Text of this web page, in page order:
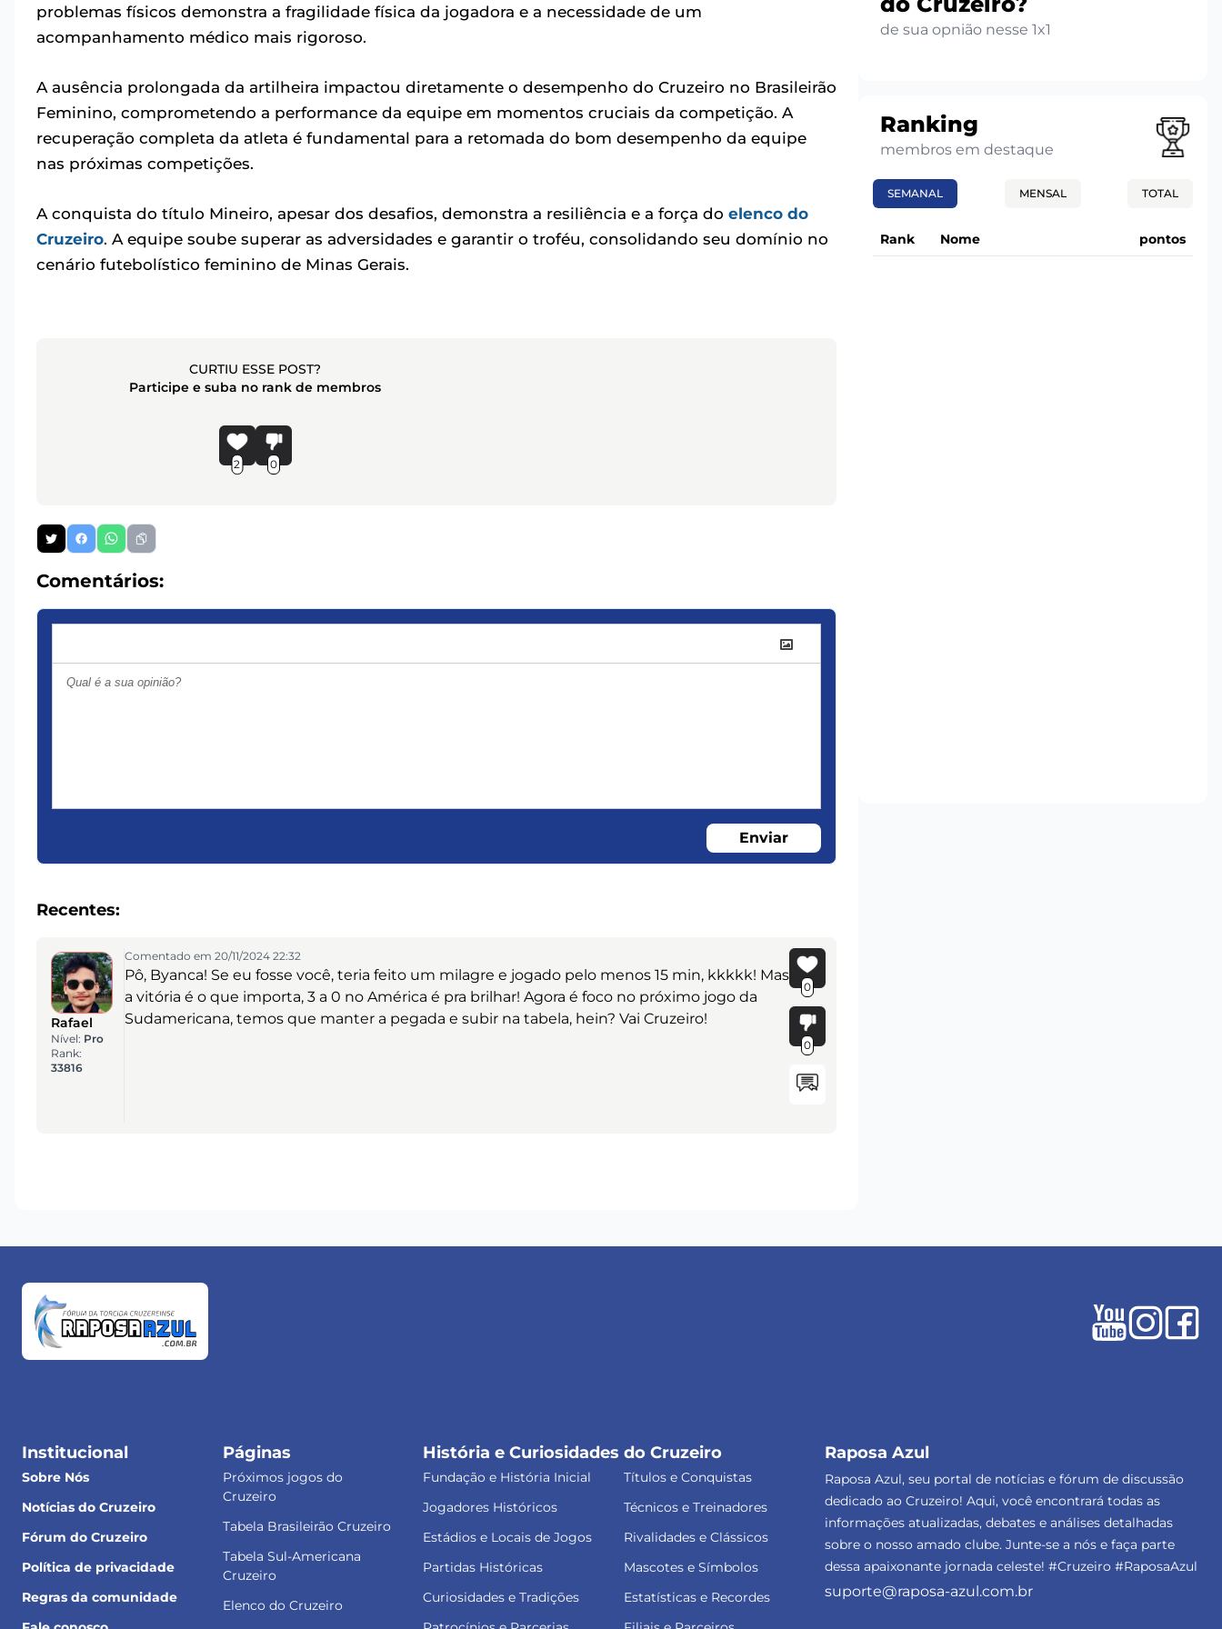
problemas físicos demonstra a fragilidade física da jogadora e a necessidade de um
acompanhamento médico mais rigoroso.
A ausência prolongada da artilheira impactou diretamente o desempenho do Cruzeiro no Brasileirão
Feminino, comprometendo a performance da equipe em momentos cruciais da competição. A
recuperação completa da atleta é fundamental para a retomada do bom desempenho da equipe
nas próximas competições.
A conquista do título Mineiro, apesar dos desafios, demonstra a resiliência e a força do elenco do
Cruzeiro. A equipe soube superar as adversidades e garantir o troféu, consolidando seu domínio no
cenário futebolístico feminino de Minas Gerais.
CURTIU ESSE POST?
Participe e suba no rank de membros
2 0
Comentários:
Enviar
Recentes:
Rafael
Nível: Pro
Rank:
33816
Comentado em 20/11/2024 22:32
Pô, Byanca! Se eu fosse você, teria feito um milagre e jogado pelo menos 15 min, kkkkk! Mas
a vitória é o que importa, 3 a 0 no América é pra brilhar! Agora é foco no próximo jogo da
Sudamericana, temos que manter a pegada e subir na tabela, hein? Vai Cruzeiro!
0
0
de sua opnião nesse 1x1
Ranking
membros em destaque
SEMANAL MENSAL TOTAL
Rank Nome pontos
Institucional
Sobre Nós
Notícias do Cruzeiro
Fórum do Cruzeiro
Política de privacidade
Regras da comunidade
Páginas
Próximos jogos do
Cruzeiro
Tabela Brasileirão Cruzeiro
Tabela Sul-Americana
Cruzeiro
Elenco do Cruzeiro
História e Curiosidades do Cruzeiro
Fundação e História Inicial
Títulos e Conquistas
Jogadores Históricos
Técnicos e Treinadores
Estádios e Locais de Jogos
Rivalidades e Clássicos
Partidas Históricas
Mascotes e Símbolos
Curiosidades e Tradições
Estatísticas e Recordes
Raposa Azul
Raposa Azul, seu portal de notícias e fórum de discussão
dedicado ao Cruzeiro! Aqui, você encontrará todas as
informações atualizadas, debates e análises detalhadas
sobre o nosso amado clube. Junte-se a nós e faça parte
dessa apaixonante jornada celeste! #Cruzeiro #RaposaAzul
suporte@raposa-azul.com.br